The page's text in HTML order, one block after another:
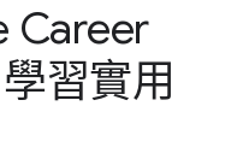
Career
習​實用​